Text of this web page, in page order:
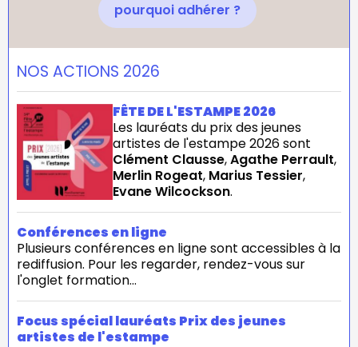
pourquoi adhérer ?
NOS ACTIONS 2026
FÊTE DE L'ESTAMPE 2026
Les lauréats du prix des jeunes
artistes de l'estampe 2026 sont
Clément Clausse,Agathe Perrault,
Merlin Rogeat, Marius Tessier,
Evane Wilcockson.
Conférences en ligne
Plusieurs conférences en ligne sont accessibles à la
rediffusion. Pour les regarder, rendez-vous sur
l'onglet formation...
Focus spécial lauréats Prix des jeunes
artistes de l'estampe